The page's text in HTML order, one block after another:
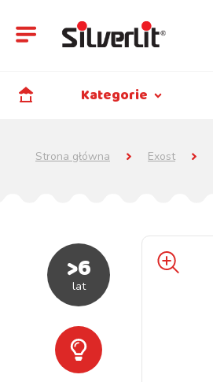
Kategorie
Strona główna Exost
>6
lat